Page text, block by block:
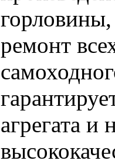
ремонт
агрегата